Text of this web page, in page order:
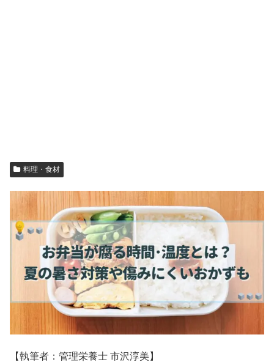
料理・食材
【執筆者：管理栄養士 市沢淳美】